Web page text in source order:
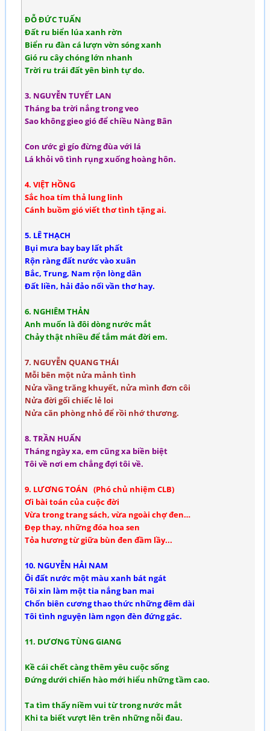
ĐỖ ĐỨC TUẤN
Đất ru biển lúa xanh rờn
Biển ru đàn cá lượn vờn sóng xanh
Gió ru cây chóng lớn nhanh
Trời ru trái đất yên bình tự do.
3. NGUYỄN TUYẾT LAN
Tháng ba trời nắng trong veo
Sao không gieo gió để chiều Nàng Bân
Con ước gì gío đừng đùa với lá
Lá khỏi vô tình rụng xuống hoàng hôn.
4. VIỆT HỒNG
Sắc hoa tím thả lung linh
Cánh buồm gió viết thơ tình tặng ai.
5. LÊ THẠCH
Bụi mưa bay bay lất phất
Rộn ràng đất nước vào xuân
Bắc, Trung, Nam rộn lòng dân
Đất liền, hải đảo nối vần thơ hay.
6. NGHIÊM THẢN
Anh muốn là đôi dòng nước mắt
Chảy thật nhiều để tắm mát đời em.
7. NGUYỄN QUANG THÁI
Mỗi bên một nửa mảnh tình
Nửa vầng trăng khuyết, nửa mình đơn côi
Nửa đời gối chiếc lẻ loi
Nửa căn phòng nhỏ để rồi nhớ thương.
8. TRẦN HUẤN
Tháng ngày xa, em cũng xa biền biệt
Tôi về nơi em chẳng đợi tôi về.
9. LƯƠNG TOÁN (Phó chủ nhiệm CLB)
Ơi bài toán của cuộc đời
Vừa trong trang sách, vừa ngoài chợ đen…
Đẹp thay, những đóa hoa sen
Tỏa hương từ giữa bùn đen đầm lầy...
10. NGUYỄN HẢI NAM
Ôi đất nước một màu xanh bát ngát
Tôi xin làm một tia nắng ban mai
Chốn biên cương thao thức những đêm dài
Tôi tình nguyện làm ngọn đèn đứng gác.
11. DƯƠNG TÙNG GIANG
Kề cái chết càng thêm yêu cuộc sống
Đứng dưới chiến hào mới hiểu những tầm cao.
Ta tìm thấy niềm vui từ trong nước mắt
Khi ta biết vượt lên trên những nỗi đau.